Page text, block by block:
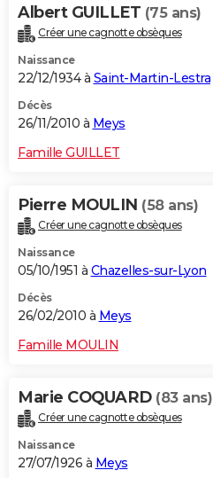
Albert GUILLET (75 ans)
Créer une cagnotte obsèques
Naissance
22/12/1934 à Saint-Martin-Lestra
Décès
26/11/2010 à Meys
Famille GUILLET
Pierre MOULIN (58 ans)
Créer une cagnotte obsèques
Naissance
05/10/1951 à Chazelles-sur-Lyon
Décès
26/02/2010 à Meys
Famille MOULIN
Marie COQUARD (83 ans)
Créer une cagnotte obsèques
Naissance
27/07/1926 à Meys